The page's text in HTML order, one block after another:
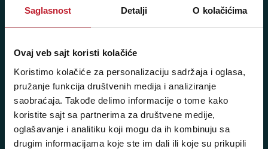
Saglasnost Detalji O kolačićima
Ovaj veb sajt koristi kolačiće
Koristimo kolačiće za personalizaciju sadržaja i oglasa,
pružanje funkcija društvenih medija i analiziranje
saobraćaja. Takođe delimo informacije o tome kako
koristite sajt sa partnerima za društvene medije,
oglašavanje i analitiku koji mogu da ih kombinuju sa
drugim informacijama koje ste im dali ili koje su prikupili
NAŠE PRODAVNICE
Beograd - Svetogorska 9
Telefoni:
+381 11 3347 442